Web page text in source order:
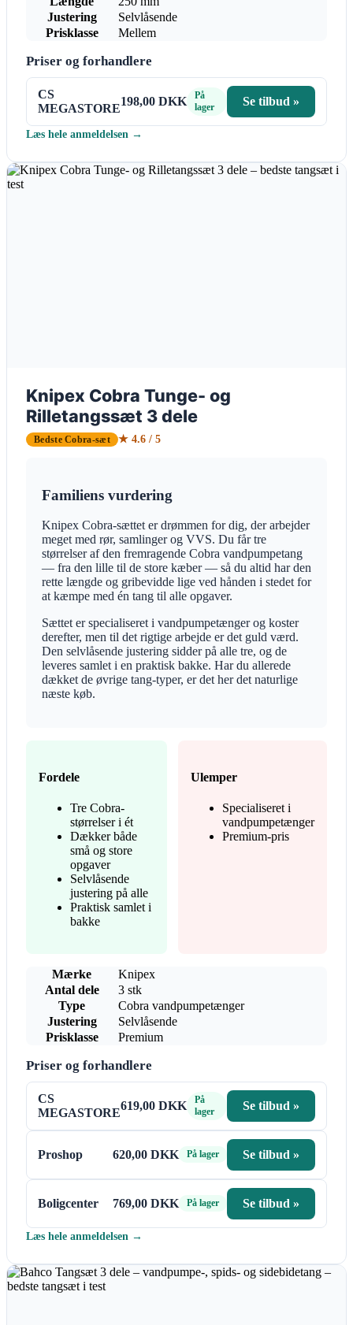
Justering
Selvlåsende
Prisklasse
Mellem
Priser og forhandlere
CS
MEGASTORE
198,00 DKK
På
lager
Se tilbud »
Læs hele anmeldelsen →
Knipex Cobra Tunge- og
Rilletangssæt 3 dele
Bedste Cobra-sæt ★ 4.6 / 5
Familiens vurdering
Knipex Cobra-sættet er drømmen for dig, der arbejder
meget med rør, samlinger og VVS. Du får tre
størrelser af den fremragende Cobra vandpumpetang
— fra den lille til de store kæber — så du altid har den
rette længde og gribevidde lige ved hånden i stedet for
at kæmpe med én tang til alle opgaver.
Sættet er specialiseret i vandpumpetænger og koster
derefter, men til det rigtige arbejde er det guld værd.
Den selvlåsende justering sidder på alle tre, og de
leveres samlet i en praktisk bakke. Har du allerede
dækket de øvrige tang-typer, er det her det naturlige
næste køb.
Fordele
Tre Cobra-
størrelser i ét
Dækker både
små og store
opgaver
Selvlåsende
justering på alle
Praktisk samlet i
bakke
Ulemper
Specialiseret i
vandpumpetænger
Premium-pris
Mærke
Knipex
Antal dele
3 stk
Type
Cobra vandpumpetænger
Justering
Selvlåsende
Prisklasse
Premium
Priser og forhandlere
CS
MEGASTORE
619,00 DKK
På
lager
Se tilbud »
Proshop 620,00 DKK På lager Se tilbud »
Boligcenter 769,00 DKK På lager Se tilbud »
Læs hele anmeldelsen →